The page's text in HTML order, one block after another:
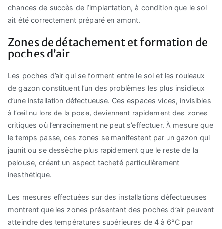
chances de succès de l’implantation, à condition que le sol
ait été correctement préparé en amont.
Zones de détachement et formation de
poches d’air
Les poches d’air qui se forment entre le sol et les rouleaux
de gazon constituent l’un des problèmes les plus insidieux
d’une installation défectueuse. Ces espaces vides, invisibles
à l’œil nu lors de la pose, deviennent rapidement des zones
critiques où l’enracinement ne peut s’effectuer. À mesure que
le temps passe, ces zones se manifestent par un gazon qui
jaunit ou se dessèche plus rapidement que le reste de la
pelouse, créant un aspect tacheté particulièrement
inesthétique.
Les mesures effectuées sur des installations défectueuses
montrent que les zones présentant des poches d’air peuvent
atteindre des températures supérieures de 4 à 6°C par